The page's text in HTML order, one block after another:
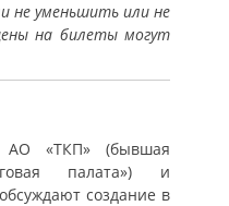
не уменьшить или не
на билеты могут
АО «ТКП» (бывшая
палата») и
создание в